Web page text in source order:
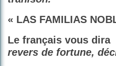
« LAS FAMILIAS
Le français vous dira
revers de fortune,